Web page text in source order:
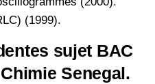
(1999).
sujet BAC
Senegal.